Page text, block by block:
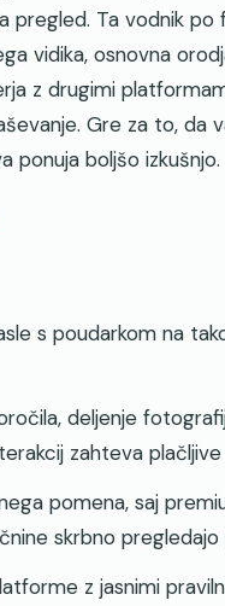
pregled. Ta vodnik po
vidika, osnovna
z drugimi
Gre za to, da
ponuja boljšo izkušnjo.
s poudarkom na
deljenje
zahteva plačljive
pomena, saj
skrbno
z jasnimi